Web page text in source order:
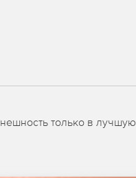
только в лучшую